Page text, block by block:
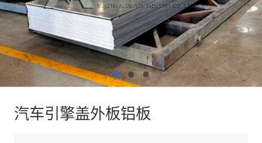
汽车引擎盖外板铝板